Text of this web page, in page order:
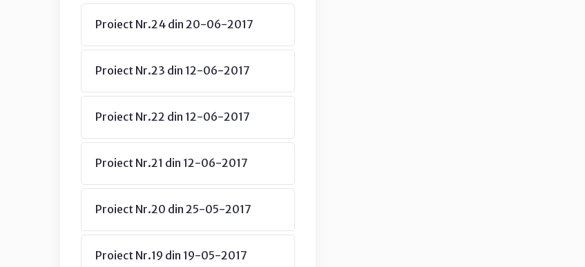
Proiect Nr.24 din 20-06-2017
Proiect Nr.23 din 12-06-2017
Proiect Nr.22 din 12-06-2017
Proiect Nr.21 din 12-06-2017
Proiect Nr.20 din 25-05-2017
Proiect Nr.19 din 19-05-2017